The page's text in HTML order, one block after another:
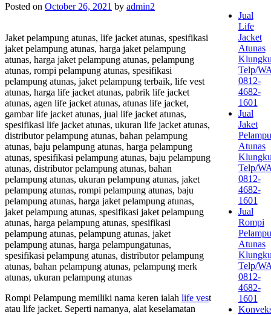
Posted on October 26, 2021 by admin2
Jaket pelampung atunas, life jacket atunas, spesifikasi
jaket pelampung atunas, harga jaket pelampung
atunas, harga jaket pelampung atunas, pelampung
atunas, rompi pelampung atunas, spesifikasi
pelampung atunas, jaket pelampung terbaik, life vest
atunas, harga life jacket atunas, pabrik life jacket
atunas, agen life jacket atunas, atunas life jacket,
gambar life jacket atunas, jual life jacket atunas,
spesifikasi life jacket atunas, ukuran life jacket atunas,
distributor pelampung atunas, bahan pelampung
atunas, baju pelampung atunas, harga pelampung
atunas, spesifikasi pelampung atunas, baju pelampung
atunas, distributor pelampung atunas, bahan
pelampung atunas, ukuran pelampung atunas, jaket
pelampung atunas, rompi pelampung atunas, baju
pelampung atunas, harga jaket pelampung atunas,
jaket pelampung atunas, spesifikasi jaket pelampung
atunas, harga pelampung atunas, spesifikasi
pelampung atunas, pelampung atunas, jaket
pelampung atunas, harga pelampungatunas,
spesifikasi pelampung atunas, distributor pelampung
atunas, bahan pelampung atunas, pelampung merk
atunas, ukuran pelampung atunas
Rompi Pelampung memiliki nama keren ialah life vest
atau life jacket. Seperti namanya, alat keselamatan
Jual
Life
Jacket
Atunas
Telp/
0812-
4682-
1601
Jual
Jaket
Atunas
Telp/
0812-
4682-
1601
Jual
Rompi
Atunas
Telp/
0812-
4682-
1601